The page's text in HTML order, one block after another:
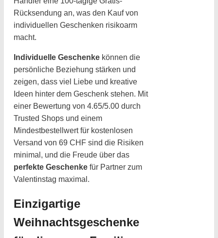
Rücksendung an, was den Kauf von
individuellen Geschenken risikoarm
macht.
Individuelle Geschenke können die
persönliche Beziehung stärken und
zeigen, dass viel Liebe und kreative
Ideen hinter dem Geschenk stehen. Mit
einer Bewertung von 4.65/5.00 durch
Trusted Shops und einem
Mindestbestellwert für kostenlosen
Versand von 69 CHF sind die Risiken
minimal, und die Freude über das
perfekte Geschenke für Partner zum
Valentinstag maximal.
Einzigartige
Weihnachtsgeschenke